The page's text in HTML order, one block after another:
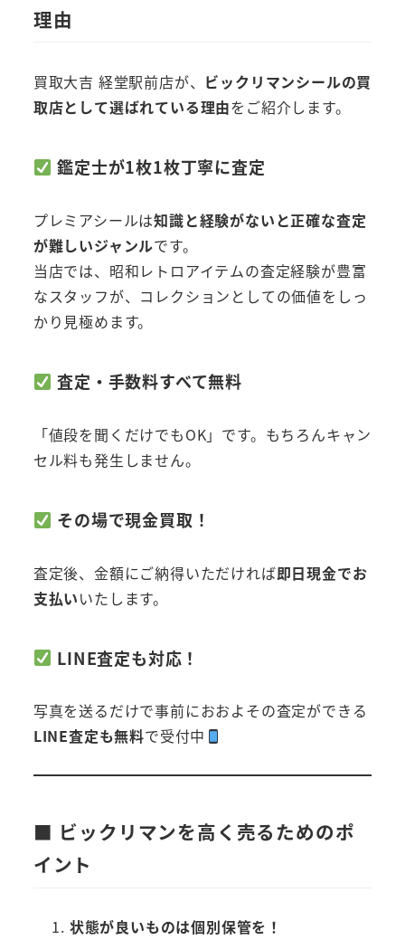
理由
買取大吉 経堂駅前店が、 ビックリマンシールの買
取店として選ばれている理由をご紹介します。
鑑定士が1枚1枚丁寧に査定
プレミアシールは知識と経験がないと正確な査定
が難しいジャンルです。
当店では、昭和レトロアイテムの査定経験が豊富
なスタッフが、コレクションとしての価値をしっ
かり見極めます。
査定・手数料すべて無料
「値段を聞くだけでもOK」です。もちろんキャン
セル料も発生しません。
その場で現金買取！
査定後、金額にご納得いただければ即日現金でお
支払いいたします。
LINE査定も対応！
写真を送るだけで事前におおよその査定ができる
LINE査定も無料で受付中
■ ビックリマンを高く売るためのポ
イント
状態が良いものは個別保管を！